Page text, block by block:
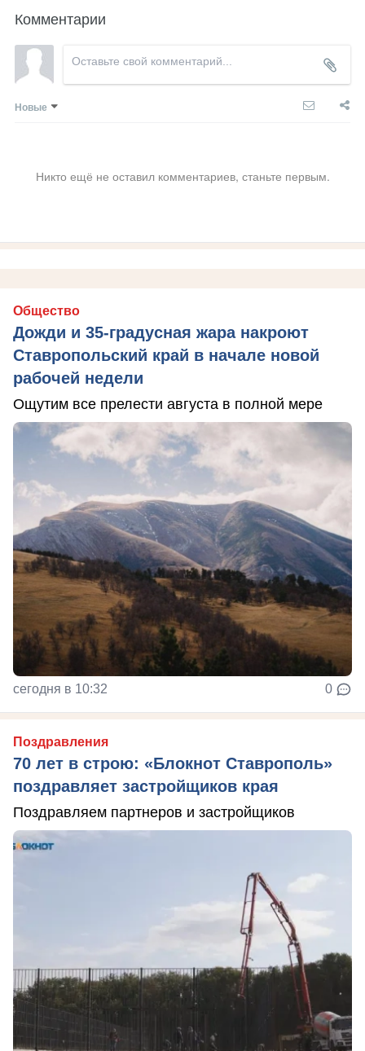
Комментарии
Новые
Никто ещё не оставил комментариев, станьте первым.
Общество
Дожди и 35-градусная жара накроют
Ставропольский край в начале новой
рабочей недели
Ощутим все прелести августа в полной мере
сегодня в 10:32 0
Поздравления
70 лет в строю: «Блокнот Ставрополь»
поздравляет застройщиков края
Поздравляем партнеров и застройщиков